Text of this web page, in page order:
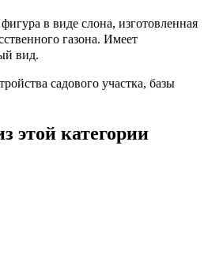
в виде слона, изготовленная
газона. Имеет
вид.
садового участка, базы
этой категории